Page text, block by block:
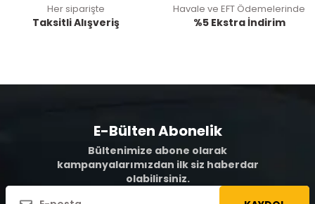
Her siparişte
Taksitli Alışveriş
Havale ve EFT Ödemelerinde
%5 Ekstra İndirim
E-Bülten Abonelik
Bültenimize abone olarak
kampanyalarımızdan ilk siz haberdar
olabilirsiniz.